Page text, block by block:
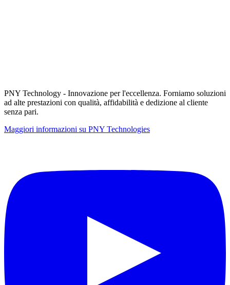
PNY Technology - Innovazione per l'eccellenza. Forniamo soluzioni
ad alte prestazioni con qualità, affidabilità e dedizione al cliente
senza pari.
Maggiori informazioni su PNY Technologies